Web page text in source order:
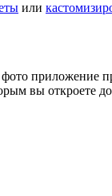
или
приложение
вы откроете